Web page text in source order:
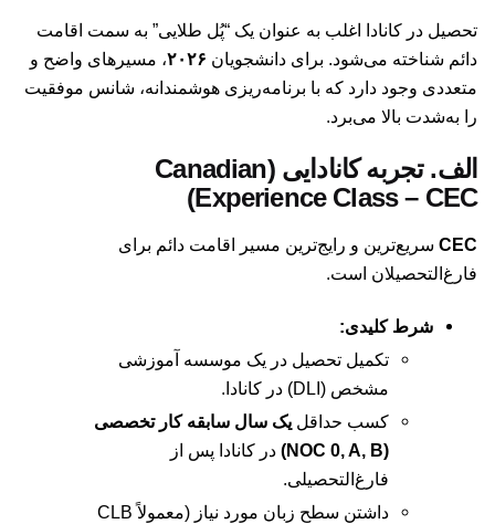
تحصیل در کانادا اغلب به عنوان یک “پُل طلایی” به سمت اقامت
دائم شناخته می‌شود. برای دانشجویان ۲۰۲۶، مسیرهای واضح و
متعددی وجود دارد که با برنامه‌ریزی هوشمندانه، شانس موفقیت
را به‌شدت بالا می‌برد.
الف. تجربه کانادایی (Canadian
Experience Class – CEC)
CEC سریع‌ترین و رایج‌ترین مسیر اقامت دائم برای
فارغ‌التحصیلان است.
شرط کلیدی:
تکمیل تحصیل در یک موسسه آموزشی
مشخص (DLI) در کانادا.
کسب حداقل یک سال سابقه کار تخصصی
(NOC 0, A, B)
در کانادا پس از
فارغ‌التحصیلی.
داشتن سطح زبان مورد نیاز (معمولاً CLB